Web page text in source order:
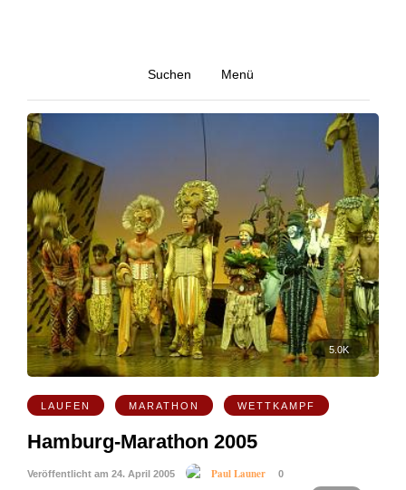
Suchen Menü
Alle blog-posts von April 2005
5.0K
LAUFEN MARATHON WETTKAMPF
Hamburg-Marathon 2005
Veröffentlicht am 24. April 2005 Paul Launer 0